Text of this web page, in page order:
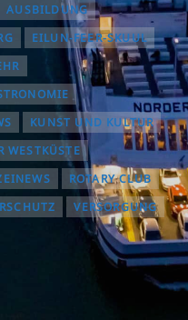
AUSBILDUNG
EILUN-FEER-SKUUL
KUNST UND KULTUR
WESTKÜSTE
ROTARY CLUB
VERSORGUNG